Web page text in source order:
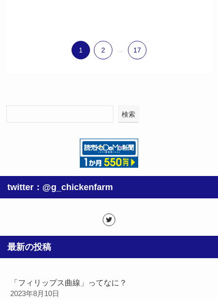
1 2 ... 17
検索
twitter：@g_chickenfarm
最新の投稿
「フィリップス曲線」ってなに？
2023年8月10日